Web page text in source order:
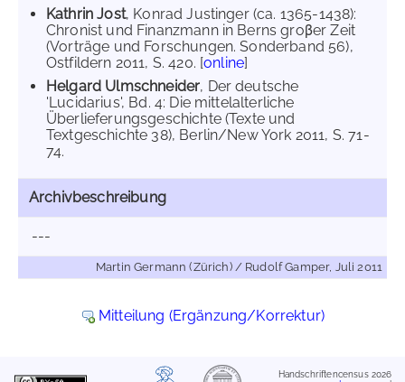
Kathrin Jost, Konrad Justinger (ca. 1365-1438):
Chronist und Finanzmann in Berns groβer Zeit
(Vorträge und Forschungen. Sonderband 56),
Ostfildern 2011, S. 420. [online]
Helgard Ulmschneider, Der deutsche
'Lucidarius', Bd. 4: Die mittelalterliche
Überlieferungsgeschichte (Texte und
Textgeschichte 38), Berlin/New York 2011, S. 71-
74.
Archivbeschreibung
---
Martin Germann (Zürich) / Rudolf Gamper, Juli 2011
Mitteilung (Ergänzung/Korrektur)
Handschriftencensus 2026